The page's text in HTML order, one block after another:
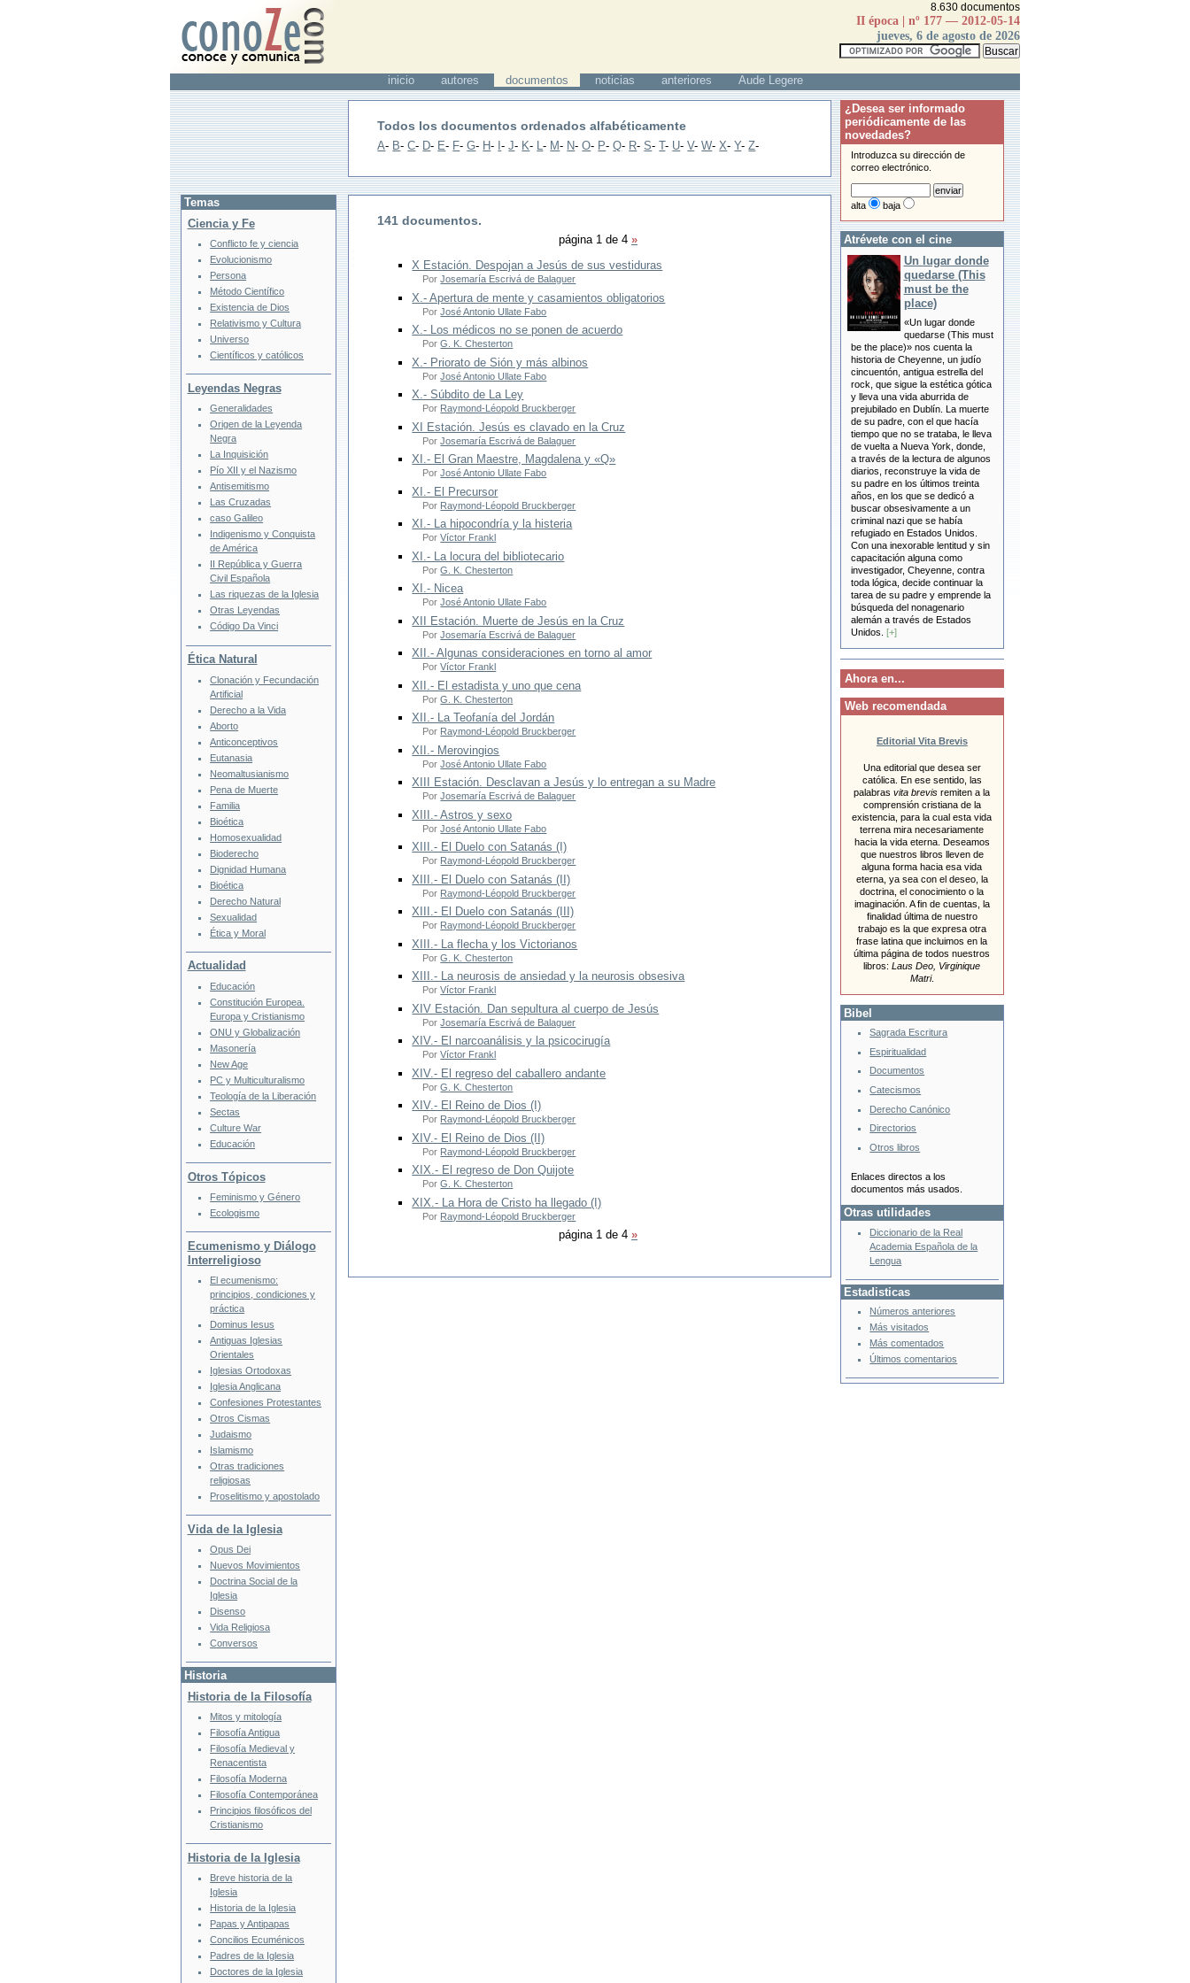
8.630 documentos
II época | nº 177 — 2012-05-14
jueves, 6 de agosto de 2026
inicio autores documentos noticias anteriores Aude Legere
Todos los documentos ordenados alfabéticamente
A- B-C- D- E- F-G- H- I-J- K- L- M- N-O- P-Q- R-S-T- U-V-W-X-Y-Z-
141 documentos.
página 1 de 4»
X Estación. Despojan a Jesús de sus vestiduras
PorJosemaría Escrivá de Balaguer
X.- Apertura de mente y casamientos obligatorios
PorJosé Antonio Ullate Fabo
X.- Los médicos no se ponen de acuerdo
PorG. K. Chesterton
X.- Priorato de Sión y más albinos
PorJosé Antonio Ullate Fabo
X.- Súbdito de La Ley
Por Raymond-Léopold Bruckberger
XI Estación. Jesús es clavado en la Cruz
PorJosemaría Escrivá de Balaguer
XI.- El Gran Maestre, Magdalena y «Q»
PorJosé Antonio Ullate Fabo
XI.- El Precursor
Por Raymond-Léopold Bruckberger
XI.- La hipocondría y la histeria
PorVíctor Frankl
XI.- La locura del bibliotecario
PorG. K. Chesterton
XI.- Nicea
PorJosé Antonio Ullate Fabo
XII Estación. Muerte de Jesús en la Cruz
PorJosemaría Escrivá de Balaguer
XII.- Algunas consideraciones en torno al amor
PorVíctor Frankl
XII.- El estadista y uno que cena
PorG. K. Chesterton
XII.- La Teofanía del Jordán
Por Raymond-Léopold Bruckberger
XII.- Merovingios
PorJosé Antonio Ullate Fabo
XIII Estación. Desclavan a Jesús y lo entregan a su Madre
PorJosemaría Escrivá de Balaguer
XIII.- Astros y sexo
PorJosé Antonio Ullate Fabo
XIII.- El Duelo con Satanás (I)
Por Raymond-Léopold Bruckberger
XIII.- El Duelo con Satanás (II)
Por Raymond-Léopold Bruckberger
XIII.- El Duelo con Satanás (III)
Por Raymond-Léopold Bruckberger
XIII.- La flecha y los Victorianos
PorG. K. Chesterton
XIII.- La neurosis de ansiedad y la neurosis obsesiva
PorVíctor Frankl
XIV Estación. Dan sepultura al cuerpo de Jesús
PorJosemaría Escrivá de Balaguer
XIV.- El narcoanálisis y la psicocirugía
PorVíctor Frankl
XIV.- El regreso del caballero andante
PorG. K. Chesterton
XIV.- El Reino de Dios (I)
Por Raymond-Léopold Bruckberger
XIV.- El Reino de Dios (II)
Por Raymond-Léopold Bruckberger
XIX.- El regreso de Don Quijote
PorG. K. Chesterton
XIX.- La Hora de Cristo ha llegado (I)
Por Raymond-Léopold Bruckberger
página 1 de 4»
Temas
Ciencia y Fe
Conflicto fe y ciencia
Evolucionismo
Persona
Método Científico
Existencia de Dios
Relativismo y Cultura
Universo
Científicos y católicos
Leyendas Negras
Generalidades
Origen de la Leyenda
Negra
La Inquisición
Pío XII y el Nazismo
Antisemitismo
Las Cruzadas
caso Galileo
Indigenismo y Conquista
de América
II República y Guerra
Civil Española
Las riquezas de la Iglesia
Otras Leyendas
Código Da Vinci
Ética Natural
Clonación y Fecundación
Artificial
Derecho a la Vida
Aborto
Anticonceptivos
Eutanasia
Neomaltusianismo
Pena de Muerte
Familia
Bioética
Homosexualidad
Bioderecho
Dignidad Humana
Bioética
Derecho Natural
Sexualidad
Ética y Moral
Actualidad
Educación
Constitución Europea.
Europa y Cristianismo
ONU y Globalización
Masonería
New Age
PC y Multiculturalismo
Teología de la Liberación
Sectas
Culture War
Educación
Otros Tópicos
Feminismo y Género
Ecologismo
Ecumenismo y Diálogo
Interreligioso
El ecumenismo:
principios, condiciones y
práctica
Dominus Iesus
Antiguas Iglesias
Orientales
Iglesias Ortodoxas
Iglesia Anglicana
Confesiones Protestantes
Otros Cismas
Judaismo
Islamismo
Otras tradiciones
religiosas
Proselitismo y apostolado
Vida de la Iglesia
Opus Dei
Nuevos Movimientos
Doctrina Social de la
Iglesia
Disenso
Vida Religiosa
Conversos
Historia
Historia de la Filosofía
Mitos y mitología
Filosofía Antigua
Filosofía Medieval y
Renacentista
Filosofía Moderna
Filosofía Contemporánea
Principios filosóficos del
Cristianismo
Historia de la Iglesia
Breve historia de la
Iglesia
Historia de la Iglesia
Papas y Antipapas
Concilios Ecuménicos
Padres de la Iglesia
Doctores de la Iglesia
¿Desea ser informado
periódicamente de las
novedades?
Introduzca su dirección de
correo electrónico.
alta baja
Atrévete con el cine
Un lugar donde
quedarse (This
must be the
place)
«Un lugar donde
quedarse (This must
be the place)» nos cuenta la
historia de Cheyenne, un judío
cincuentón, antigua estrella del
rock, que sigue la estética gótica
y lleva una vida aburrida de
prejubilado en Dublín. La muerte
de su padre, con el que hacía
tiempo que no se trataba, le lleva
de vuelta a Nueva York, donde,
a través de la lectura de algunos
diarios, reconstruye la vida de
su padre en los últimos treinta
años, en los que se dedicó a
buscar obsesivamente a un
criminal nazi que se había
refugiado en Estados Unidos.
Con una inexorable lentitud y sin
capacitación alguna como
investigador, Cheyenne, contra
toda lógica, decide continuar la
tarea de su padre y emprende la
búsqueda del nonagenario
alemán a través de Estados
Unidos. [+]
Ahora en...
Web recomendada
Editorial Vita Brevis
Una editorial que desea ser
católica. En ese sentido, las
palabrasvita brevis remiten a la
comprensión cristiana de la
existencia, para la cual esta vida
terrena mira necesariamente
hacia la vida eterna. Deseamos
que nuestros libros lleven de
alguna forma hacia esa vida
eterna, ya sea con el deseo, la
doctrina, el conocimiento o la
imaginación. A fin de cuentas, la
finalidad última de nuestro
trabajo es la que expresa otra
frase latina que incluimos en la
última página de todos nuestros
libros:Laus Deo, Virginique
Matri.
Bibel
Sagrada Escritura
Espiritualidad
Documentos
Catecismos
Derecho Canónico
Directorios
Otros libros
Enlaces directos a los
documentos más usados.
Otras utilidades
Diccionario de la Real
Academia Española de la
Lengua
Estadisticas
Números anteriores
Más visitados
Más comentados
Últimos comentarios